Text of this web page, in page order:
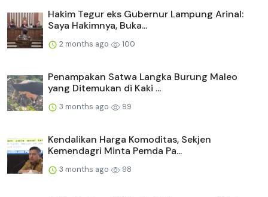
Hakim Tegur eks Gubernur Lampung Arinal:
Saya Hakimnya, Buka...
2 months ago 100
Penampakan Satwa Langka Burung Maleo
yang Ditemukan di Kaki ...
3 months ago 99
Kendalikan Harga Komoditas, Sekjen
Kemendagri Minta Pemda Pa...
3 months ago 98